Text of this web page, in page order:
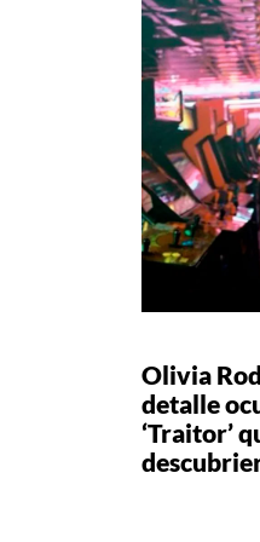
Olivia
detalle
‘Traitor’